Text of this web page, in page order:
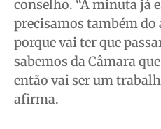
conselho. “A minuta já
precisamos também do
porque vai ter que
sabemos da Câmara
então vai ser um
afirma.